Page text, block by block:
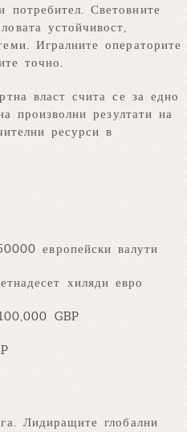
Световните
устойчивост,
Игралните операторите
точно.
власт счита се за едно
произволни резултати на
ресурси в
европейски валути
хиляди евро
GBP
Лидиращите глобални